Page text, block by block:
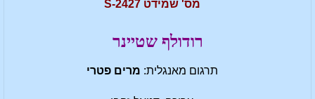
מס' שמידט S-2427
רודולף שטיינר
תרגום מאנגלית: מרים פטרי